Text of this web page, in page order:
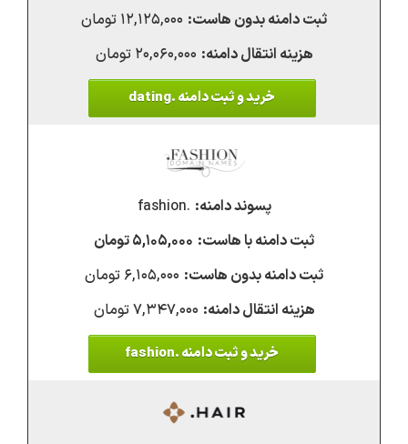
۱۲,۱۲۵,۰۰۰ تومان
۲۰,۰۶۰,۰۰۰ تومان
خرید و ثبت دامنه .dating
.fashion
۵,۱۰۵,۰۰۰ تومان
۶,۱۰۵,۰۰۰ تومان
۷,۳۴۷,۰۰۰ تومان
خرید و ثبت دامنه .fashion